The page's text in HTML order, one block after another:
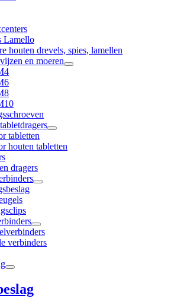
Lamello
houten drevels, spies, lamellen
en moeren
tabletten
houten tabletten
dragers
verbinders